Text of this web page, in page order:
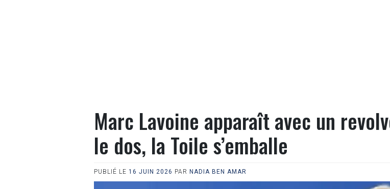
Marc Lavoine apparaît avec un
le dos, la Toile s’emballe
PUBLIÉ LE 16 JUIN 2026 PAR NADIA BEN AMAR